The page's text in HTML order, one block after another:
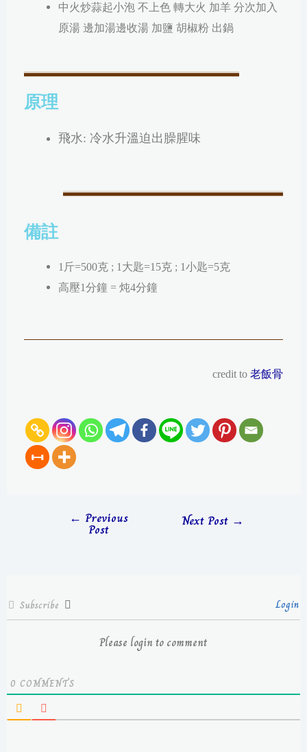
中火炒蒜起小泡 不上色 轉大火 加羊 分次加入
原湯 邊加湯邊收湯 加鹽 胡椒粉 出鍋
原理
飛水: 冷水升溫迫出臊腥味
備註
1斤=500克 ; 1大匙=15克 ; 1小匙=5克
高壓1分鐘 = 炖4分鐘
credit to 老飯骨
← Previous
Post Next Post →
Subscribe Login
Please login to comment
0 COMMENTS